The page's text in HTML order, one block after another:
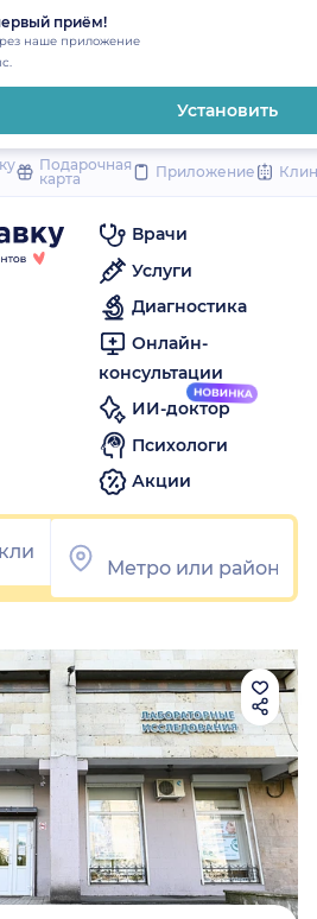
приём!
наше приложение
Установить
Закрыть
Подарочная
карта
Приложение
Врачи
Услуги
Диагностика
Онлайн-
консультации
ИИ-доктор
Психологи
Акции